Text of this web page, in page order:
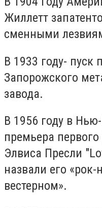
Жиллетт
сменными
В 1933 году- пуск
Запорожского
завода.
В 1956 году в
премьера
Элвиса Пресли
назвали его
вестерном».